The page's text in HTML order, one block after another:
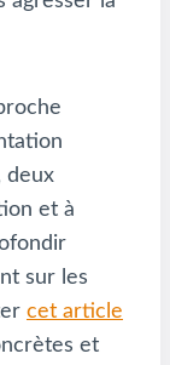
deux
et à
sur les
cet article
et